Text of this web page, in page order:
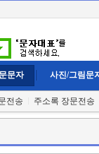
문자 사진/그림문
전송 주소록 장문전송